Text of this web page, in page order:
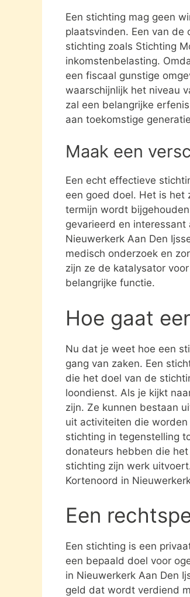
Een stichting mag geen
plaatsvinden. Een van
stichting zoals Stichting
inkomstenbelasting.
een fiscaal gunstige
waarschijnlijk het niveau
zal een belangrijke
aan toekomstige
Maak een
Een echt effectieve
een goed doel. Het is het
termijn wordt
gevarieerd en
Nieuwerkerk Aan Den
medisch onderzoek en
zijn ze de katalysator
belangrijke functie.
Hoe gaat
Nu dat je weet hoe een
gang van zaken. Een
die het doel van de
loondienst. Als je kijkt
zijn. Ze kunnen bestaan
uit activiteiten die
stichting in tegenstelling
donateurs hebben die
stichting zijn werk
Kortenoord in
Een
Een stichting is een
een bepaald doel voor
in Nieuwerkerk Aan Den
geld dat wordt verdiend